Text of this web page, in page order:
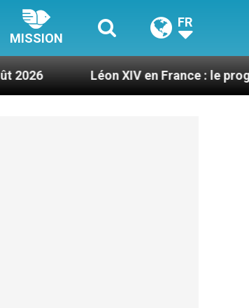
MISSION
FR
Léon XIV en France : le programme